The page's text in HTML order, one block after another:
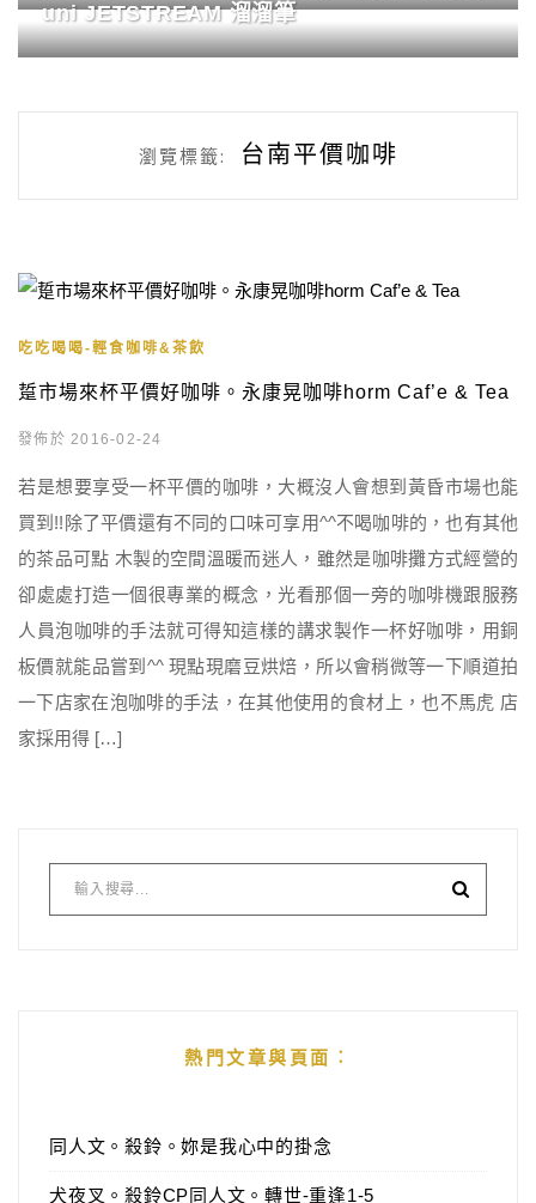
uni JETSTREAM 溜溜筆
瀏覽標籤: 台南平價咖啡
吃吃喝喝-輕食咖啡&茶飲
踅市場來杯平價好咖啡。永康晃咖啡horm Caf’e & Tea
發佈於 2016-02-24
若是想要享受一杯平價的咖啡，大概沒人會想到黃昏市場也能
買到!!除了平價還有不同的口味可享用^^不喝咖啡的，也有其他
的茶品可點 木製的空間溫暖而迷人，雖然是咖啡攤方式經營的
卻處處打造一個很專業的概念，光看那個一旁的咖啡機跟服務
人員泡咖啡的手法就可得知這樣的講求製作一杯好咖啡，用銅
板價就能品嘗到^^ 現點現磨豆烘焙，所以會稍微等一下順道拍
一下店家在泡咖啡的手法，在其他使用的食材上，也不馬虎 店
家採用得 […]
熱門文章與頁面︰
同人文。殺鈴。妳是我心中的掛念
犬夜叉。殺鈴CP同人文。轉世-重逢1-5